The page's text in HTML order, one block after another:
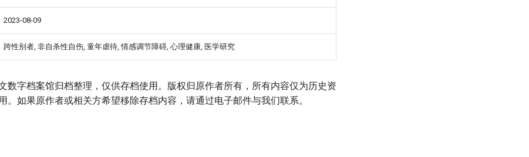
2023-08-09
跨性别者, 非自杀性自伤, 童年虐待, 情感调节障碍, 心理健康, 医学研究
数字档案馆归档整理，仅供存档使用。版权归原作者所有，所有内容仅为历史资
。如果原作者或相关方希望移除存档内容，请通过电子邮件与我们联系。